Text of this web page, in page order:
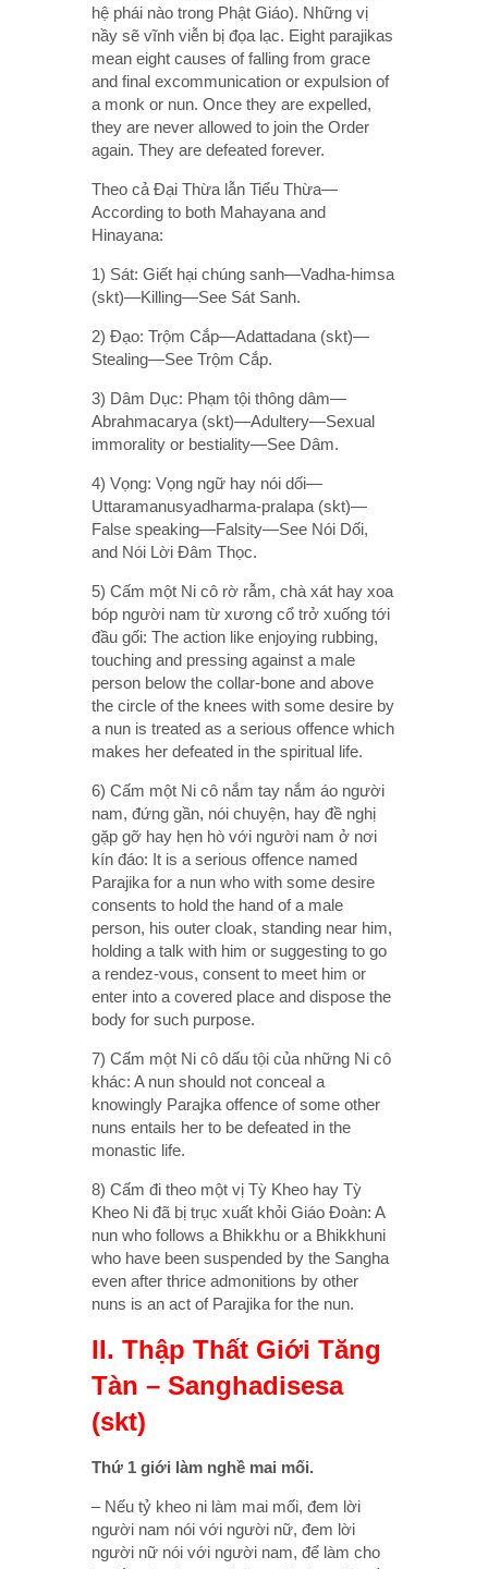
hệ phái nào trong Phật Giáo). Những vị
nầy sẽ vĩnh viễn bị đọa lạc. Eight parajikas
mean eight causes of falling from grace
and final excommunication or expulsion of
a monk or nun. Once they are expelled,
they are never allowed to join the Order
again. They are defeated forever.
Theo cả Đại Thừa lẫn Tiểu Thừa—
According to both Mahayana and
Hinayana:
1) Sát: Giết hại chúng sanh—Vadha-himsa
(skt)—Killing—See Sát Sanh.
2) Đạo: Trộm Cắp—Adattadana (skt)—
Stealing—See Trộm Cắp.
3) Dâm Dục: Phạm tội thông dâm—
Abrahmacarya (skt)—Adultery—Sexual
immorality or bestiality—See Dâm.
4) Vọng: Vọng ngữ hay nói dối—
Uttaramanusyadharma-pralapa (skt)—
False speaking—Falsity—See Nói Dối,
and Nói Lời Đâm Thọc.
5) Cấm một Ni cô rờ rẫm, chà xát hay xoa
bóp người nam từ xương cổ trở xuống tới
đầu gối: The action like enjoying rubbing,
touching and pressing against a male
person below the collar-bone and above
the circle of the knees with some desire by
a nun is treated as a serious offence which
makes her defeated in the spiritual life.
6) Cấm một Ni cô nắm tay nắm áo người
nam, đứng gần, nói chuyện, hay đề nghị
gặp gỡ hay hẹn hò với người nam ở nơi
kín đáo: It is a serious offence named
Parajika for a nun who with some desire
consents to hold the hand of a male
person, his outer cloak, standing near him,
holding a talk with him or suggesting to go
a rendez-vous, consent to meet him or
enter into a covered place and dispose the
body for such purpose.
7) Cấm một Ni cô dấu tội của những Ni cô
khác: A nun should not conceal a
knowingly Parajka offence of some other
nuns entails her to be defeated in the
monastic life.
8) Cấm đi theo một vị Tỳ Kheo hay Tỳ
Kheo Ni đã bị trục xuất khỏi Giáo Đoàn: A
nun who follows a Bhikkhu or a Bhikkhuni
who have been suspended by the Sangha
even after thrice admonitions by other
nuns is an act of Parajika for the nun.
II. Thập Thất Giới Tăng
Tàn – Sanghadisesa
(skt)
Thứ 1 giới làm nghề mai mối.
– Nếu tỷ kheo ni làm mai mối, đem lời
người nam nói với người nữ, đem lời
người nữ nói với người nam, để làm cho